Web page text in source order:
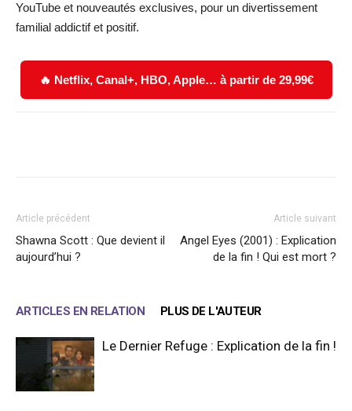
YouTube et nouveautés exclusives, pour un divertissement
familial addictif et positif.
🔥 Netflix, Canal+, HBO, Apple… à partir de 29,99€
Article précédent
Shawna Scott : Que devient il
aujourd’hui ?
Article suivant
Angel Eyes (2001) : Explication
de la fin ! Qui est mort ?
ARTICLES EN RELATION PLUS DE L'AUTEUR
Le Dernier Refuge : Explication de la fin !